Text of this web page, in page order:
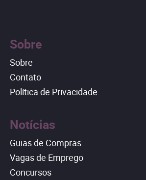
Sobre
Sobre
Contato
Política de Privacidade
Notícias
Guias de Compras
Vagas de Emprego
Concursos